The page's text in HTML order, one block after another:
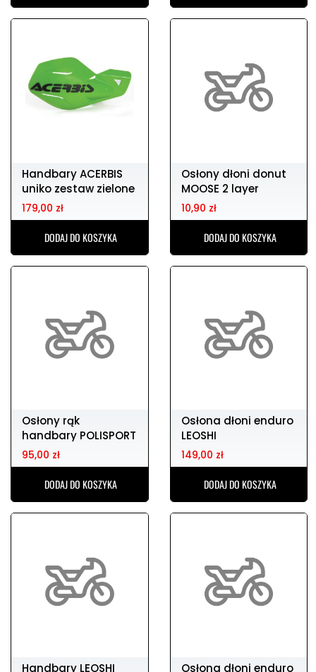
Handbary ACERBIS
uniko zestaw zielone
179,00 zł
DODAJ DO KOSZYKA
Osłony dłoni donut
MOOSE 2 layer
10,90 zł
DODAJ DO KOSZYKA
Osłony rąk
handbary POLISPORT
sharp lite 22/26mm
95,00 zł
DODAJ DO KOSZYKA
Osłona dłoni enduro
LEOSHI
pomarańczowa
149,00 zł
DODAJ DO KOSZYKA
Handbary LEOSHI Osłona dłoni enduro